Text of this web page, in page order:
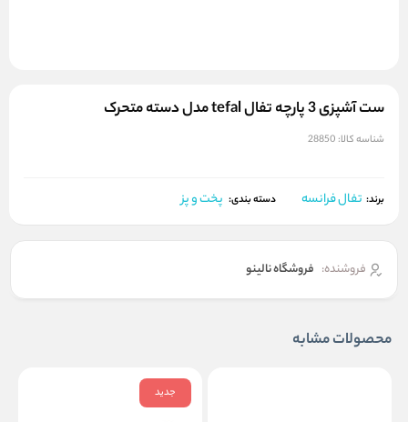
ست آشپزی 3 پارچه تفال tefal مدل دسته متحرک
شناسه کالا: 28850
برند: تفال فرانسه دسته بندی: پخت و پز
فروشنده: فروشگاه نالینو
محصولات مشابه
جدید